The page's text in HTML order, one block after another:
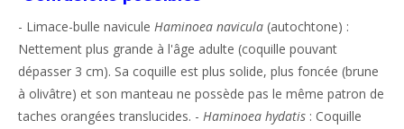
- Limace-bulle navicule Haminoea navicula (autochtone) :
Nettement plus grande à l'âge adulte (coquille pouvant
dépasser 3 cm). Sa coquille est plus solide, plus foncée (brune
à olivâtre) et son manteau ne possède pas le même patron de
taches orangées translucides. - Haminoea hydatis : Coquille